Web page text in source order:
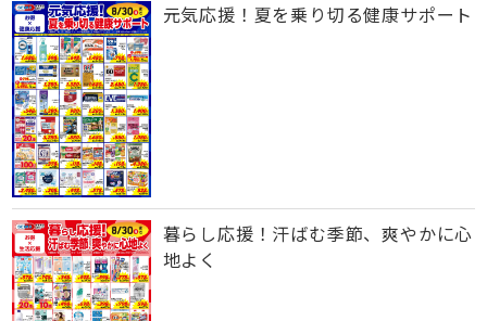
元気応援！夏を乗り切る健康サポート
暮らし応援！汗ばむ季節、爽やかに心
地よく